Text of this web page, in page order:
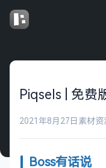
Piqsels | 免费
2021年8月27日 素材资
Boss有话说